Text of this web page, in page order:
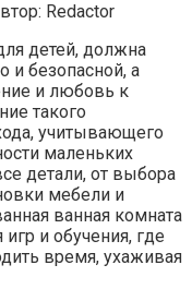
Redactor
детей, должна
и безопасной, а
и любовь к
такого
учитывающего
маленьких
детали, от выбора
мебели и
ванная комната
и обучения, где
время, ухаживая